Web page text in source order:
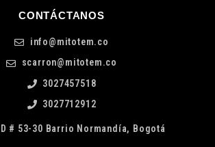
CONTÁCTANOS
info@mitotem.co
scarron@mitotem.co
3027457518
3027712912
# 53-30 Barrio Normandía, Bogotá